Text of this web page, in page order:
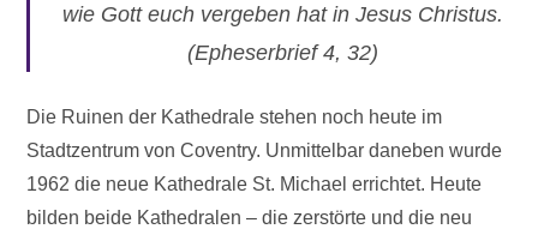
wie Gott euch vergeben hat in Jesus Christus.
(Epheserbrief 4, 32)
Die Ruinen der Kathedrale stehen noch heute im
Stadtzentrum von Coventry. Unmittelbar daneben wurde
1962 die neue Kathedrale St. Michael errichtet. Heute
bilden beide Kathedralen – die zerstörte und die neu